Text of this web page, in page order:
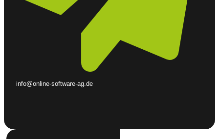
info@online-software-ag.de